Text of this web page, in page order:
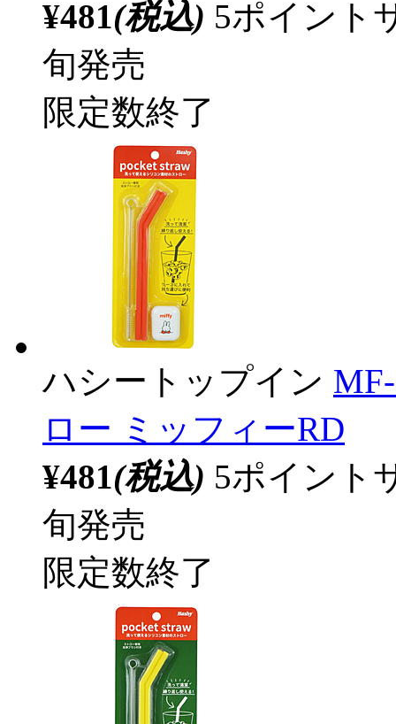
¥481(税込) 5ポイント
旬発売
限定数終了
ハシートップイン
ロー ミッフィーRD
¥481(税込) 5ポイント
旬発売
限定数終了